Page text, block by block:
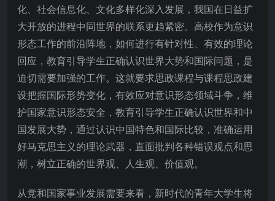
化、社会信息化、文化多样化深入发展，我国在日益扩
大开放的进程中同世界的联系更趋紧密。高校作为意识
形态工作的前沿阵地，如何进行有针对性、有效的理论
回应，教育引导学生正确认识世界大势和国际问题，是
迫切需要加强的工作。这就要求思政课程与课程思政建
设把握国际形势变化，有效应对意识形态领域斗争，维
护国家意识形态安全，教育引导学生正确认识世界和中
国发展大势，通过认识中国特色和国际比较，准确运用
好马克思主义的理论武器，直面批判各种错误观点和思
潮，树立正确的世界观、人生观、价值观。
从党和国家事业发展需要来看，新时代的青年大学生将